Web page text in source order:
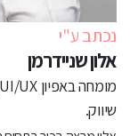
נכתב ע"י
אלון שניידרמן
שיווק.